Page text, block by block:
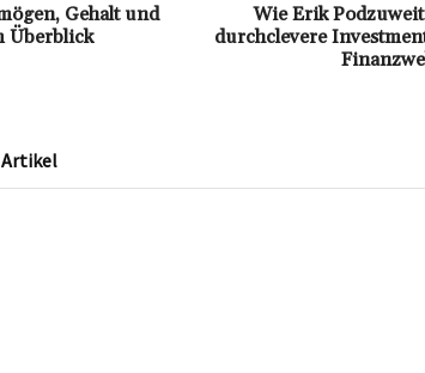
Gehalt und
Überblick
Wie Erik
durchclevere
Artikel